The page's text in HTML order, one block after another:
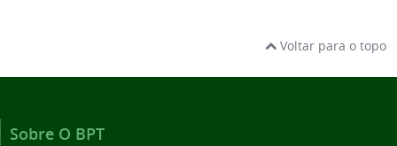
Voltar para o topo
Sobre O BPT